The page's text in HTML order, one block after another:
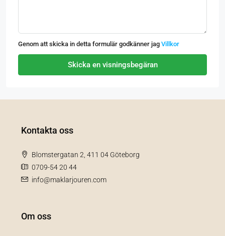
Genom att skicka in detta formulär godkänner jag Villkor
Skicka en visningsbegäran
Kontakta oss
Blomstergatan 2, 411 04 Göteborg
0709-54 20 44
info@maklarjouren.com
Om oss